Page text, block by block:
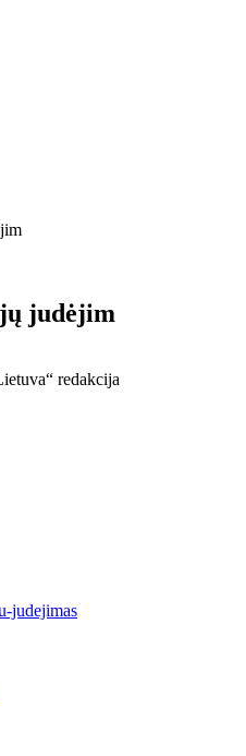
judėjim
redakcija
judejimas